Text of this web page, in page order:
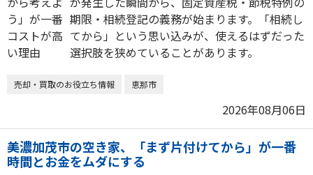
期限・相続登記の義務が始まります。「相続し
てから」という思い込みが、使えるはずだった
選択肢を狭めていることがあります。
売却・買取のお役立ち情報 恵那市
2026年08月06日
美濃加茂市の空き家、「まず片付けてから」が一番
時間とお金をムダにする